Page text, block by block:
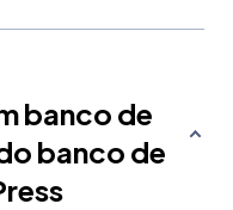
banco de
banco de